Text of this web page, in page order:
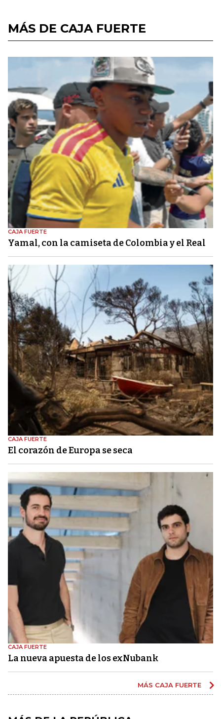
MÁS DE CAJA FUERTE
CAJA FUERTE
Yamal, con la camiseta de Colombia y el Real
CAJA FUERTE
El corazón de Europa se seca
CAJA FUERTE
La nueva apuesta de los exNubank
MÁS CAJA FUERTE